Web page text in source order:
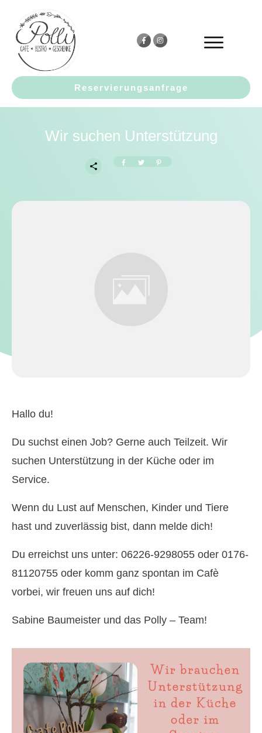
Reservierungsanfrage
Wir suchen Unterstützung
Hallo du!
Du suchst einen Job? Gerne auch Teilzeit. Wir
suchen Unterstützung in der Küche oder im
Service.
Wenn du Lust auf Menschen, Kinder und Tiere
hast und zuverlässig bist, dann melde dich!
Du erreichst uns unter: 06226-9298055 oder 0176-
81120755 oder komm ganz spontan im Cafè
vorbei, wir freuen uns auf dich!
Sabine Baumeister und das Polly – Team!